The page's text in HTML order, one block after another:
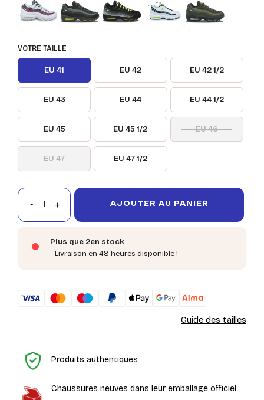
VOTRE TAILLE
EU 41 EU 42 EU 42 1/2
EU 43 EU 44 EU 44 1/2
EU 45 EU 45 1/2 EU 46
EU 47 EU 47 1/2
AJOUTER AU PANIER
Plus que 2en stock
- Livraison en 48 heures disponible !
Guide des tailles
Produits authentiques
Chaussures neuves dans leur emballage officiel